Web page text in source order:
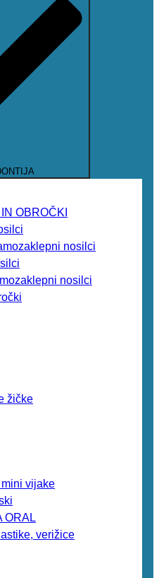
OBROČKI
nosilci
nosilci
žičke
vijake
ORAL
verižice